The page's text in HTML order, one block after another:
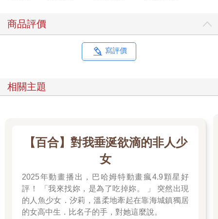
商品評價
寫評價
相關主題
【百合】對我垂涎欲滴的非人少
女
2025年動畫播出，巴哈姆特動畫瘋4.9顆星好
評！ 「我來找妳，是為了吃掉妳。 」 突然出現
的人魚少女．汐莉，溫柔地牽起在靠海城鎮獨居
的女高中生．比名子的手，對她這麼說。